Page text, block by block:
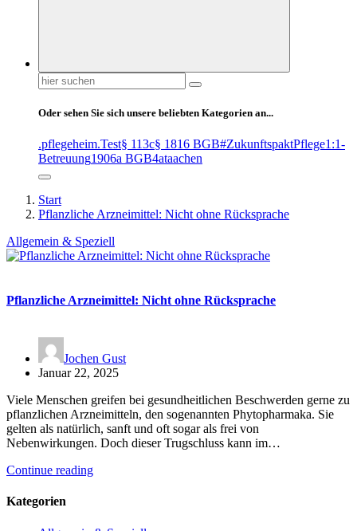
Suchen
nach:
Oder sehen Sie sich unsere beliebten Kategorien an...
.pflegeheim.Test§ 113c§ 1816 BGB#ZukunftspaktPflege1:1-
Betreuung1906a BGB4ataachen
Start
Pflanzliche Arzneimittel: Nicht ohne Rücksprache
Allgemein & Speziell
Pflanzliche Arzneimittel: Nicht ohne Rücksprache
Jochen Gust
Januar 22, 2025
Viele Menschen greifen bei gesundheitlichen Beschwerden gerne zu
pflanzlichen Arzneimitteln, den sogenannten Phytopharmaka. Sie
gelten als natürlich, sanft und oft sogar als frei von
Nebenwirkungen. Doch dieser Trugschluss kann im…
Continue reading
Kategorien